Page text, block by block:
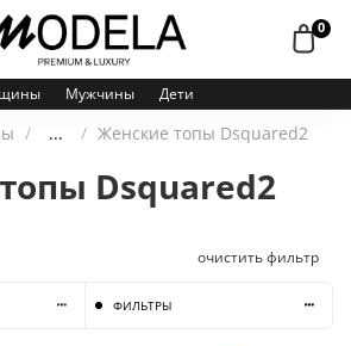
0
Мужчины Дети
... Женские топы Dsquared2
Dsquared2
очистить фильтр
ФИЛЬТРЫ